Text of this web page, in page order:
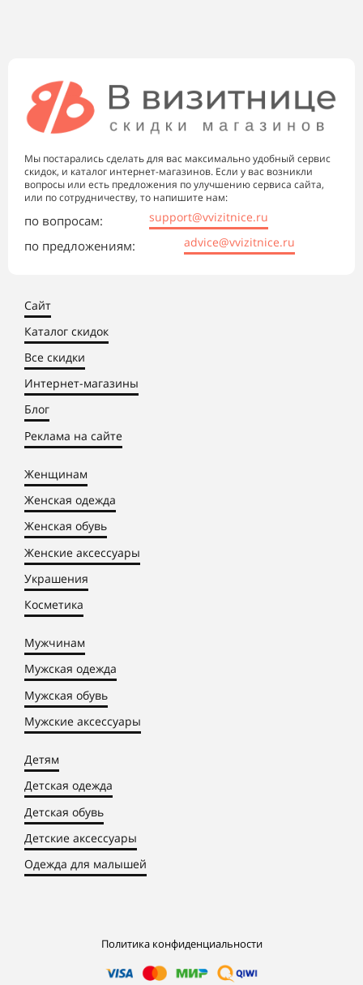
Мы постарались сделать для вас максимально удобный сервис
скидок, и каталог интернет-магазинов. Если у вас возникли
вопросы или есть предложения по улучшению сервиса сайта,
или по сотрудничеству, то напишите нам:
по вопросам: support@vvizitnice.ru
по предложениям: advice@vvizitnice.ru
Сайт
Каталог скидок
Все скидки
Интернет-магазины
Блог
Реклама на сайте
Женщинам
Женская одежда
Женская обувь
Женские аксессуары
Украшения
Косметика
Мужчинам
Мужская одежда
Мужская обувь
Мужские аксессуары
Детям
Детская одежда
Детская обувь
Детские аксессуары
Одежда для малышей
Политика конфиденциальности